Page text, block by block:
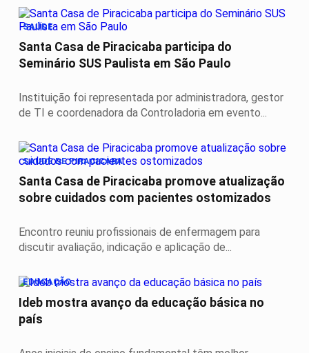
SAÚDE
Santa Casa de Piracicaba participa do
Seminário SUS Paulista em São Paulo
Instituição foi representada por administradora, gestor
de TI e coordenadora da Controladoria em evento...
SAUDE DE PIRACICABA
Santa Casa de Piracicaba promove atualização
sobre cuidados com pacientes ostomizados
Encontro reuniu profissionais de enfermagem para
discutir avaliação, indicação e aplicação de...
EDUCAÇÃO
Ideb mostra avanço da educação básica no
país